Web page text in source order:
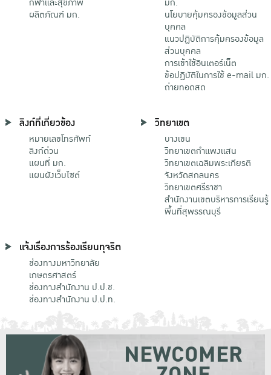
ผลิตภัณฑ์ มก.
นโยบายคุ้มครองข้อมูลส่วน
บุคคล
แนวปฏิบัติการคุ้มครองข้อมูล
ส่วนบุคคล
การเข้าใช้อินเตอร์เน็ต
ข้อปฏิบัติในการใช้ e-mail มก.
ถ่ายทอดสด
ลิงก์ที่เกี่ยวข้อง
หมายเลขโทรศัพท์
ลิงก์ด่วน
แผนที่ มก.
แผนผังเว็บไซต์
วิทยาเขต
บางเขน
วิทยาเขตกําแพงแสน
วิทยาเขตเฉลิมพระเกียรติ
จังหวัดสกลนคร
วิทยาเขตศรีราชา
สำนักงานเขตบริหารการเรียนรู้
พื้นที่สุพรรณบุรี
แจ้งเรื่องการร้องเรียนทุจริต
ช่องทางมหาวิทยาลัย
เกษตรศาสตร์
ช่องทางสำนักงาน ป.ป.ช.
ช่องทางสำนักงาน ป.ป.ท.
NEWCOMER